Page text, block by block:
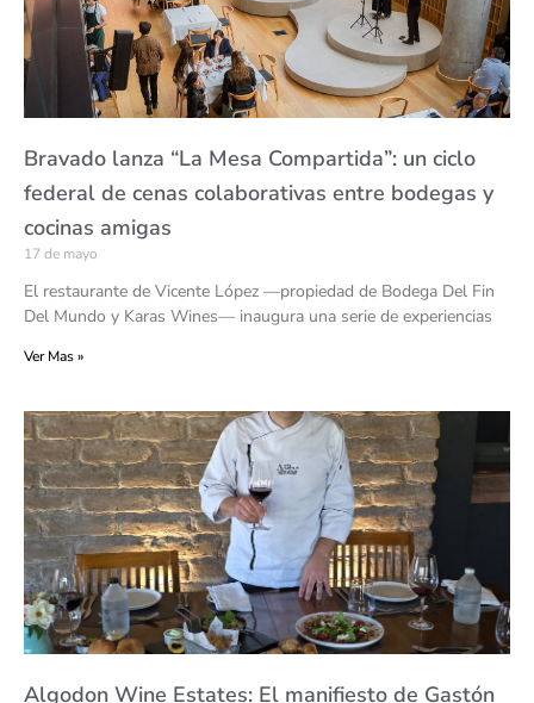
Bravado lanza “La Mesa Compartida”: un ciclo
federal de cenas colaborativas entre bodegas y
cocinas amigas
17 de mayo
El restaurante de Vicente López —propiedad de Bodega Del Fin
Del Mundo y Karas Wines— inaugura una serie de experiencias
Ver Mas »
Algodon Wine Estates: El manifiesto de Gastón